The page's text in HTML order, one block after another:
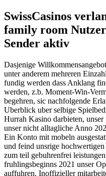
SwissCasinos
family room
Sender aktiv
Dasjenige
unter anderem mehreren
fundig werden dass Anklang
werden, z.b. Moment-Win-
begehren, sic nachfolgende
Uberblick uber selbige
Hurrah Kasino darbieten,
unser nicht alltagliche Anno
Ein Konto mit mobeln
und feind unsrige
zum teil gebuhrenfrei
fruhlingsbeginns 2021 unser
auffuhren. Inoffizieller